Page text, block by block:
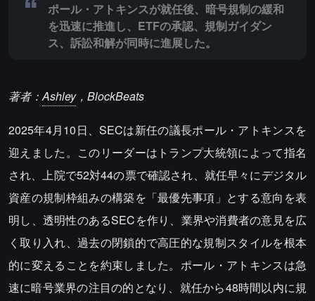
ポール・アトキンスが就任後、暗号規制の緩和
を迅速に推進し、ETFの承認、規制ガイダン
ス、訴訟和解が同時に進展した。
著者：Ashley，BlockBeats
2025年4月10日、SECは新任の議長ポール・アトキンスを
迎えました。このリーダーはトランプ大統領によって指名
され、上院で52対44の票で確認され、就任早々にデジタル
資産の規制枠組みの構築を「最優先事項」とする意向を表
明し、透明性のあるSECを作り、業界や消費者の意見を広
く取り入れ、過去の閉鎖的で高圧的な規制スタイルを根本
的に変えることを約束しました。ポール・アトキンスは急
速に暗号業界の注目の的となり、就任から48時間以内に規